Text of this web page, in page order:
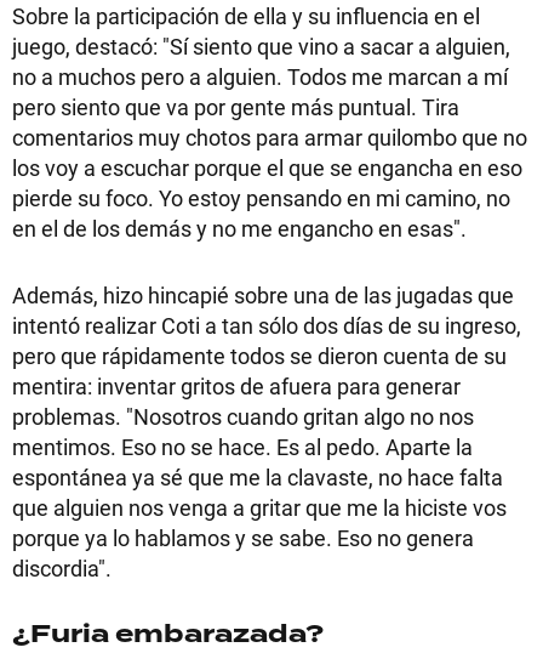
Sobre la participación de ella y su influencia en el
juego, destacó: "Sí siento que vino a sacar a alguien,
no a muchos pero a alguien. Todos me marcan a mí
pero siento que va por gente más puntual. Tira
comentarios muy chotos para armar quilombo que no
los voy a escuchar porque el que se engancha en eso
pierde su foco. Yo estoy pensando en mi camino, no
en el de los demás y no me engancho en esas".
Además, hizo hincapié sobre una de las jugadas que
intentó realizar Coti a tan sólo dos días de su ingreso,
pero que rápidamente todos se dieron cuenta de su
mentira: inventar gritos de afuera para generar
problemas. "Nosotros cuando gritan algo no nos
mentimos. Eso no se hace. Es al pedo. Aparte la
espontánea ya sé que me la clavaste, no hace falta
que alguien nos venga a gritar que me la hiciste vos
porque ya lo hablamos y se sabe. Eso no genera
discordia".
¿Furia embarazada?